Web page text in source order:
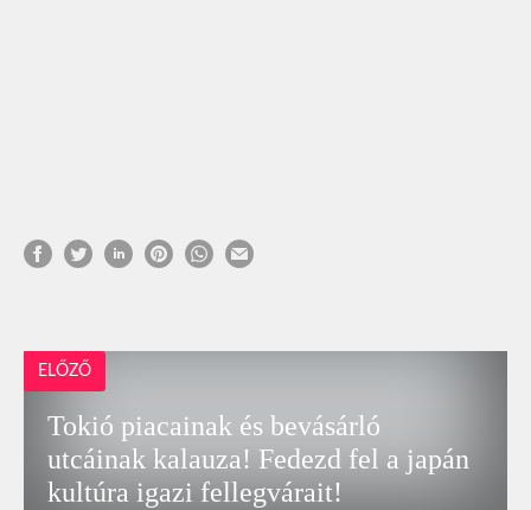
ELŐZŐ
Tokió piacainak és bevásárló
utcáinak kalauza! Fedezd fel a japán
kultúra igazi fellegvárait!